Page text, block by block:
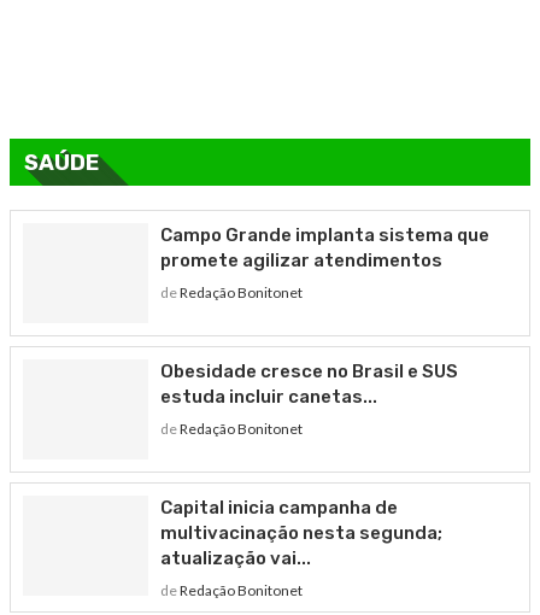
SAÚDE
Campo Grande implanta sistema que
promete agilizar atendimentos
deRedação Bonitonet
Obesidade cresce no Brasil e SUS
estuda incluir canetas...
deRedação Bonitonet
Capital inicia campanha de
multivacinação nesta segunda;
atualização vai...
deRedação Bonitonet